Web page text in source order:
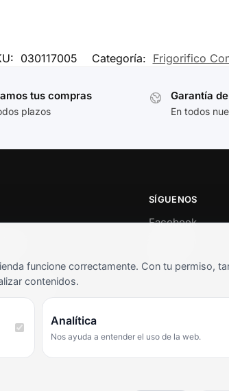
030117005 Categoría: Frigorifico
tus compras
plazos
Garantía
En todos
SÍGUENOS
Facebook
funcione correctamente. Con tu permiso,
contenidos.
Analítica
Nos ayuda a entender el uso de la web.